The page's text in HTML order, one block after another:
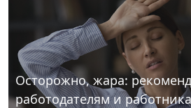
Осторожно, жара:
работодателям и